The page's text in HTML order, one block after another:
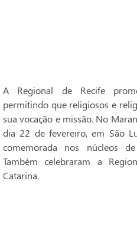
A Regional de Recife
permitindo que religiosos e
sua vocação e missão. No
dia 22 de fevereiro, em São
comemorada nos núcleos
Também celebraram a
Catarina.